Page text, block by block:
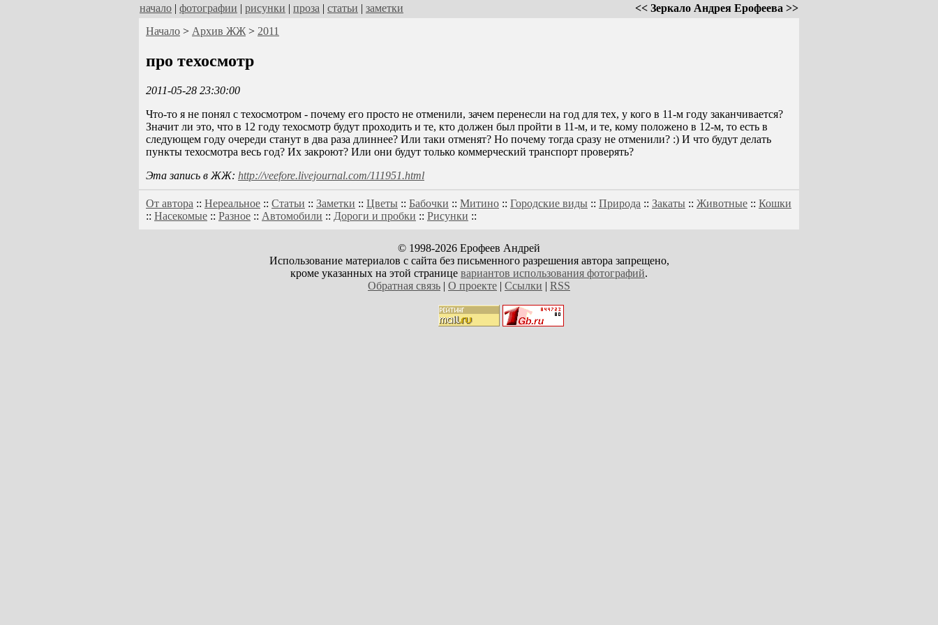
начало | фотографии | рисунки | проза | статьи | заметки
<< Зеркало Андрея Ерофеева >>
Начало > Архив ЖЖ > 2011
про техосмотр
2011-05-28 23:30:00
Что-то я не понял с техосмотром - почему его просто не отменили, зачем перенесли на год для тех, у кого в 11-м году заканчивается?
Значит ли это, что в 12 году техосмотр будут проходить и те, кто должен был пройти в 11-м, и те, кому положено в 12-м, то есть в
следующем году очереди станут в два раза длиннее? Или таки отменят? Но почему тогда сразу не отменили? :) И что будут делать
пункты техосмотра весь год? Их закроют? Или они будут только коммерческий транспорт проверять?
Эта запись в ЖЖ: http://veefore.livejournal.com/111951.html
От автора :: Нереальное :: Статьи :: Заметки :: Цветы :: Бабочки :: Митино :: Городские виды :: Природа :: Закаты :: Животные :: Кошки
:: Насекомые :: Разное :: Автомобили :: Дороги и пробки :: Рисунки ::
© 1998-2026 Ерофеев Андрей
Использование материалов с сайта без письменного разрешения автора запрещено,
кроме указанных на этой странице вариантов использования фотографий.
Обратная связь | О проекте | Ссылки | RSS